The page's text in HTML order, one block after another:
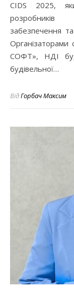
CIDS 2025,
розробників
забезпечення
СОФТ», НДІ
будівельної…
ВідГорбач Максим